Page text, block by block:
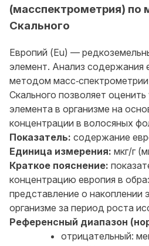
(масспектрометрия) по
Скального
Европий (Eu) —
элемент. Анализ содержания
методом
Скального позволяет оценить
элемента в организме на
концентрации в волосяных
Показатель: содержание
Единица измерения: мкг/г
Краткое пояснение:
концентрацию европия в
представление о накоплении
организме за период роста
Референсный диапазон
отрицательный: